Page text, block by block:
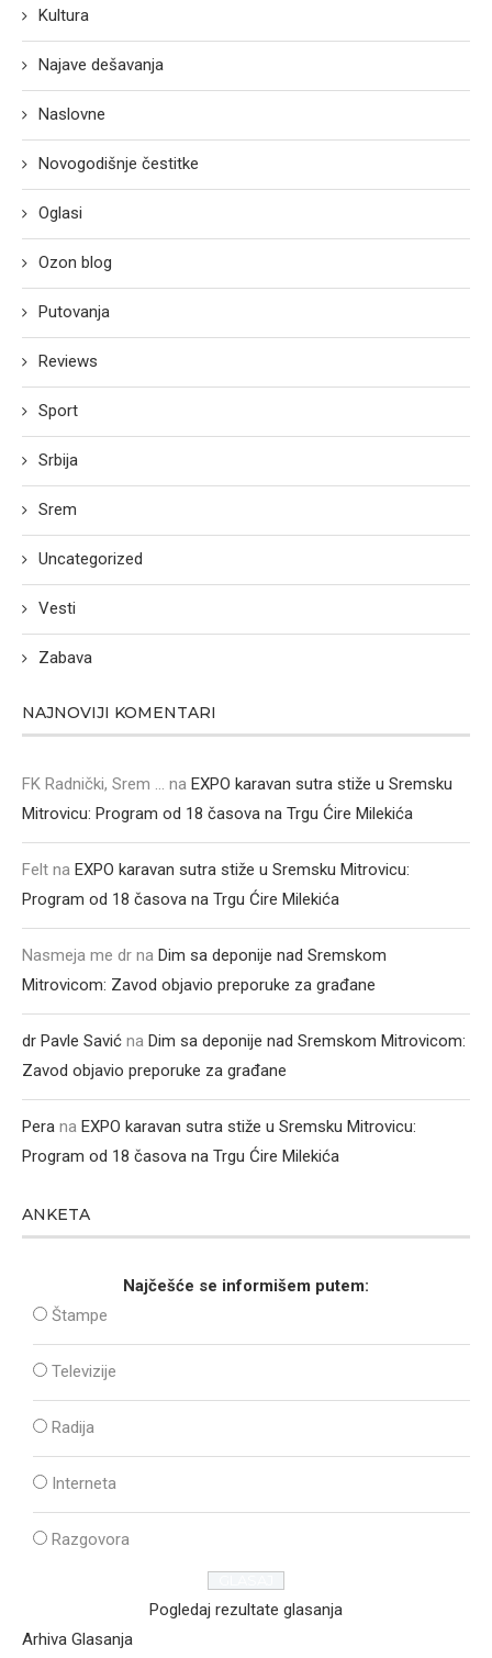
Kultura
Najave dešavanja
Naslovne
Novogodišnje čestitke
Oglasi
Ozon blog
Putovanja
Reviews
Sport
Srbija
Srem
Uncategorized
Vesti
Zabava
NAJNOVIJI KOMENTARI
FK Radnički, Srem ... na EXPO karavan sutra stiže u Sremsku
Mitrovicu: Program od 18 časova na Trgu Ćire Milekića
Felt na EXPO karavan sutra stiže u Sremsku Mitrovicu:
Program od 18 časova na Trgu Ćire Milekića
Nasmeja me dr na Dim sa deponije nad Sremskom
Mitrovicom: Zavod objavio preporuke za građane
dr Pavle Savić na Dim sa deponije nad Sremskom Mitrovicom:
Zavod objavio preporuke za građane
Pera na EXPO karavan sutra stiže u Sremsku Mitrovicu:
Program od 18 časova na Trgu Ćire Milekića
ANKETA
Najčešće se informišem putem:
Štampe
Televizije
Radija
Interneta
Razgovora
Pogledaj rezultate glasanja
Arhiva Glasanja